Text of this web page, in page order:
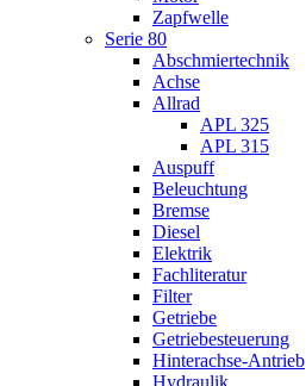
Zapfwelle
Serie 80
Abschmiertechnik
Achse
Allrad
APL 325
APL 315
Auspuff
Beleuchtung
Bremse
Diesel
Elektrik
Fachliteratur
Filter
Getriebe
Getriebesteuerung
Hinterachse-Antrieb
Hydraulik